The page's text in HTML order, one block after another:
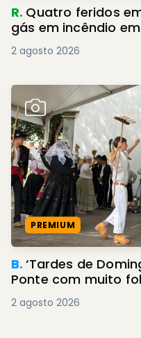
R. Quatro feridos
gás em incêndio
2 agosto 2026
PREMIUM
B.‘Tardes de
Ponte com muito
2 agosto 2026